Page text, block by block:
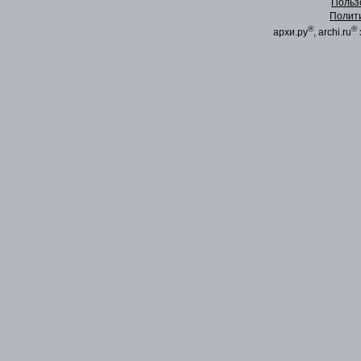
архи.ру®, archi.ru®